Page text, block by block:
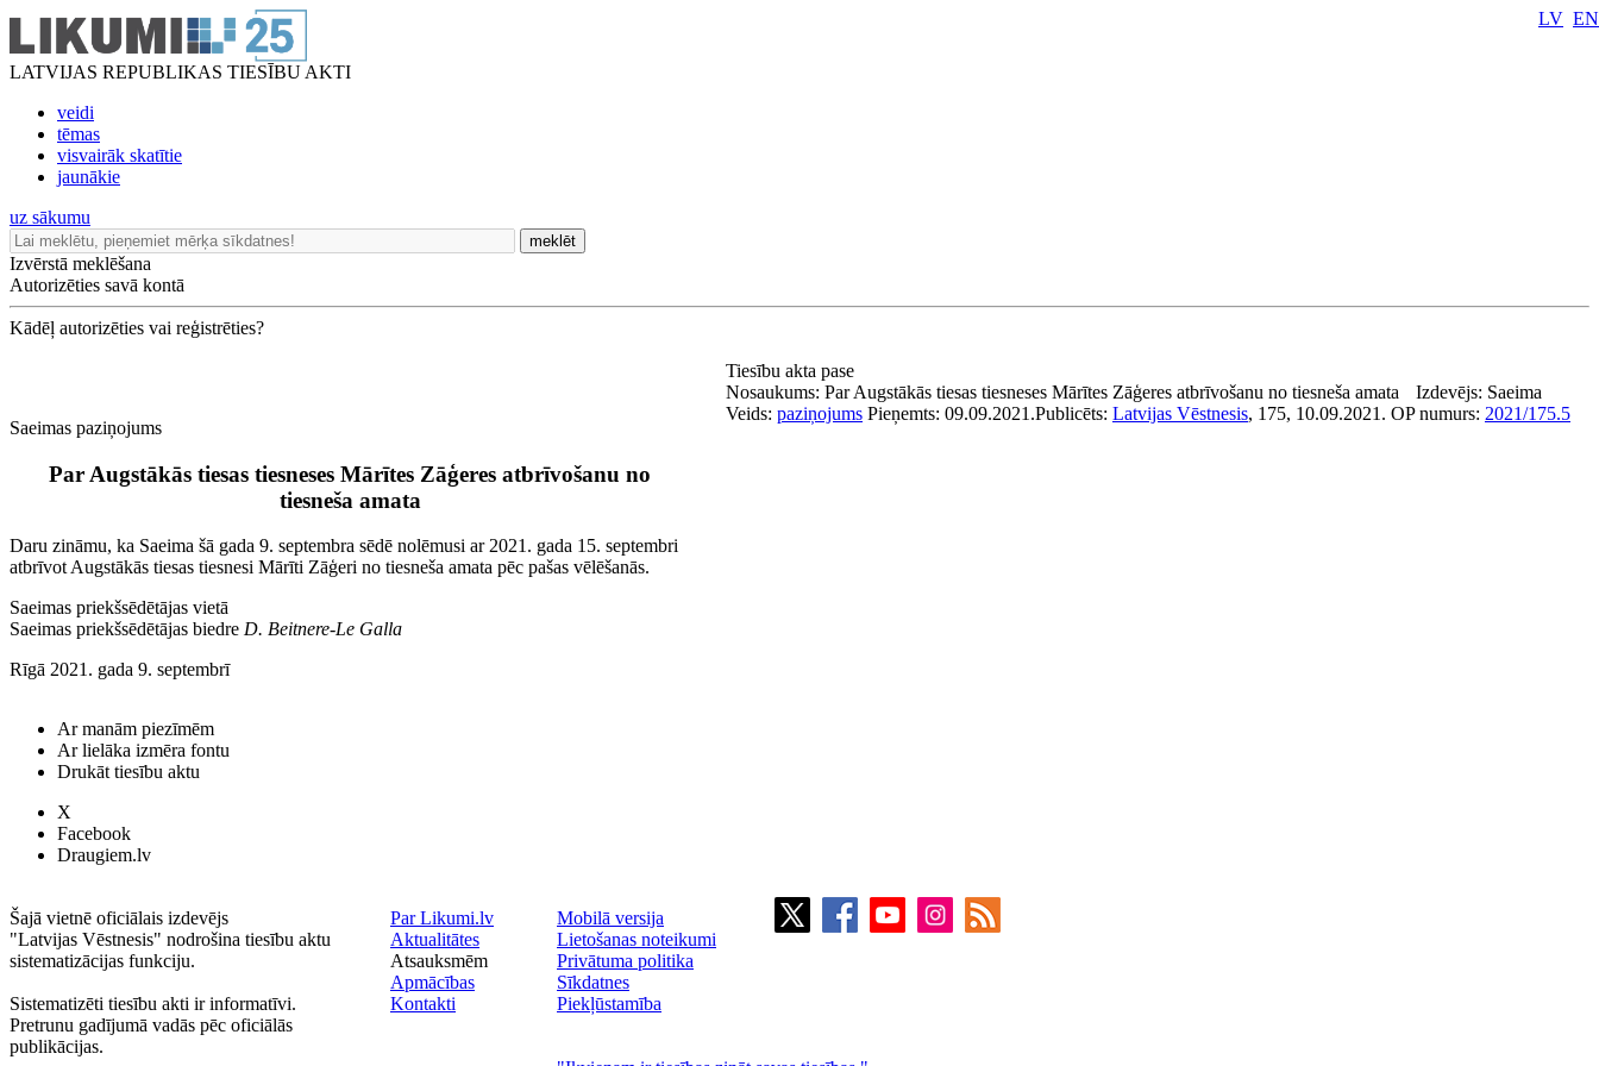
LATVIJAS REPUBLIKAS TIESĪBU AKTI
veidi
tēmas
visvairāk skatītie
jaunākie
LV EN
uz sākumu
meklēt
Izvērstā meklēšana
Autorizēties savā kontā
Kādēļ autorizēties vai reģistrēties?
Saeimas paziņojums
Par Augstākās tiesas tiesneses Mārītes Zāģeres atbrīvošanu no
tiesneša amata
Daru zināmu, ka Saeima šā gada 9. septembra sēdē nolēmusi ar 2021. gada 15. septembri
atbrīvot Augstākās tiesas tiesnesi Mārīti Zāģeri no tiesneša amata pēc pašas vēlēšanās.
Saeimas priekšsēdētājas vietā
Saeimas priekšsēdētājas biedre D. Beitnere-Le Galla
Rīgā 2021. gada 9. septembrī
Tiesību akta pase
Nosaukums: Par Augstākās tiesas tiesneses Mārītes Zāģeres atbrīvošanu no tiesneša amata Izdevējs: Saeima
Veids: paziņojums Pieņemts: 09.09.2021.Publicēts: Latvijas Vēstnesis, 175, 10.09.2021. OP numurs: 2021/175.5
Ar manām piezīmēm
Ar lielāka izmēra fontu
Drukāt tiesību aktu
X
Facebook
Draugiem.lv
Šajā vietnē oficiālais izdevējs
"Latvijas Vēstnesis" nodrošina tiesību aktu
sistematizācijas funkciju.
Sistematizēti tiesību akti ir informatīvi.
Pretrunu gadījumā vadās pēc oficiālās
publikācijas.
Par Likumi.lv
Aktualitātes
Atsauksmēm
Apmācības
Kontakti
Mobilā versija
Lietošanas noteikumi
Privātuma politika
Sīkdatnes
Piekļūstamība